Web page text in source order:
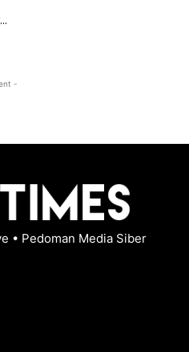
-
• Pedoman Media Siber